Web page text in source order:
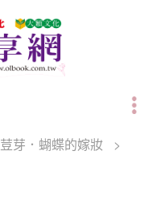
荳芽．蝴蝶的嫁妝
>